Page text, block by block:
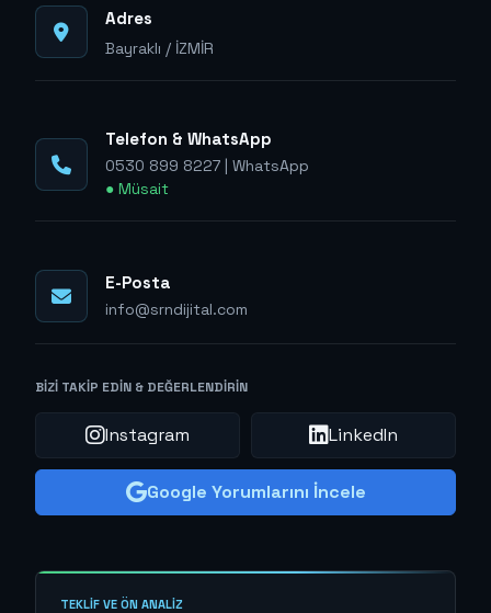
Adres
Bayraklı / İZMİR
Telefon & WhatsApp
0530 899 8227 | WhatsApp
● Müsait
E-Posta
info@srndijital.com
BIZI TAKIP EDIN & DEĞERLENDIRIN
Instagram LinkedIn
Google Yorumlarını İncele
TEKLIF VE ÖN ANALIZ